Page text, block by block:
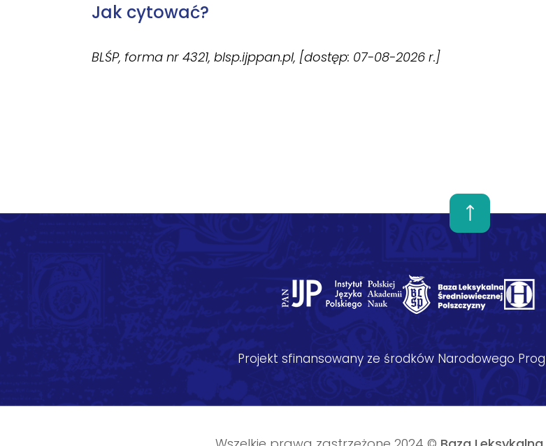
Jak cytować?
BLŚP, forma nr 4321, blsp.ijppan.pl, [dostęp: 07-08-2026 r.]
Projekt sfinansowany ze środków Narodowego